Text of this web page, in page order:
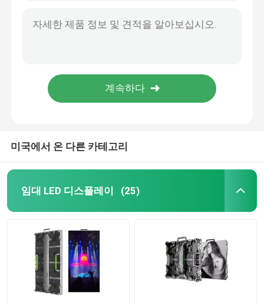
창조적 LED 디스플레이 화면
경기장은 화면을 이끌었습니다
무대 LED 디스플레이 화면
LED 스크린 모듈
LED 스크린 바닥 타일
미국에서 온 다른 카테고리
임대 LED 디스플레이 (25)